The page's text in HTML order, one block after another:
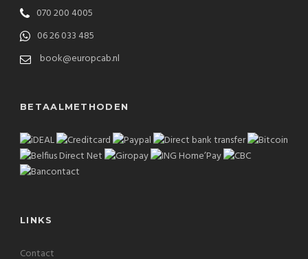
070 200 4005
06 26 033 485
book@europcab.nl
BETAALMETHODEN
LINKS
Contact